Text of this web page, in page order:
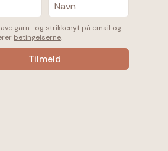
garn- og strikkenyt på email og
betingelserne.